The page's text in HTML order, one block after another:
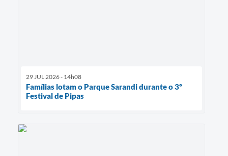
29 JUL 2026 - 14h08
Famílias lotam o Parque Sarandi durante o 3º
Festival de Pipas